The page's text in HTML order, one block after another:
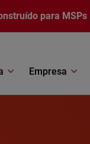
para MSPs
Empresa